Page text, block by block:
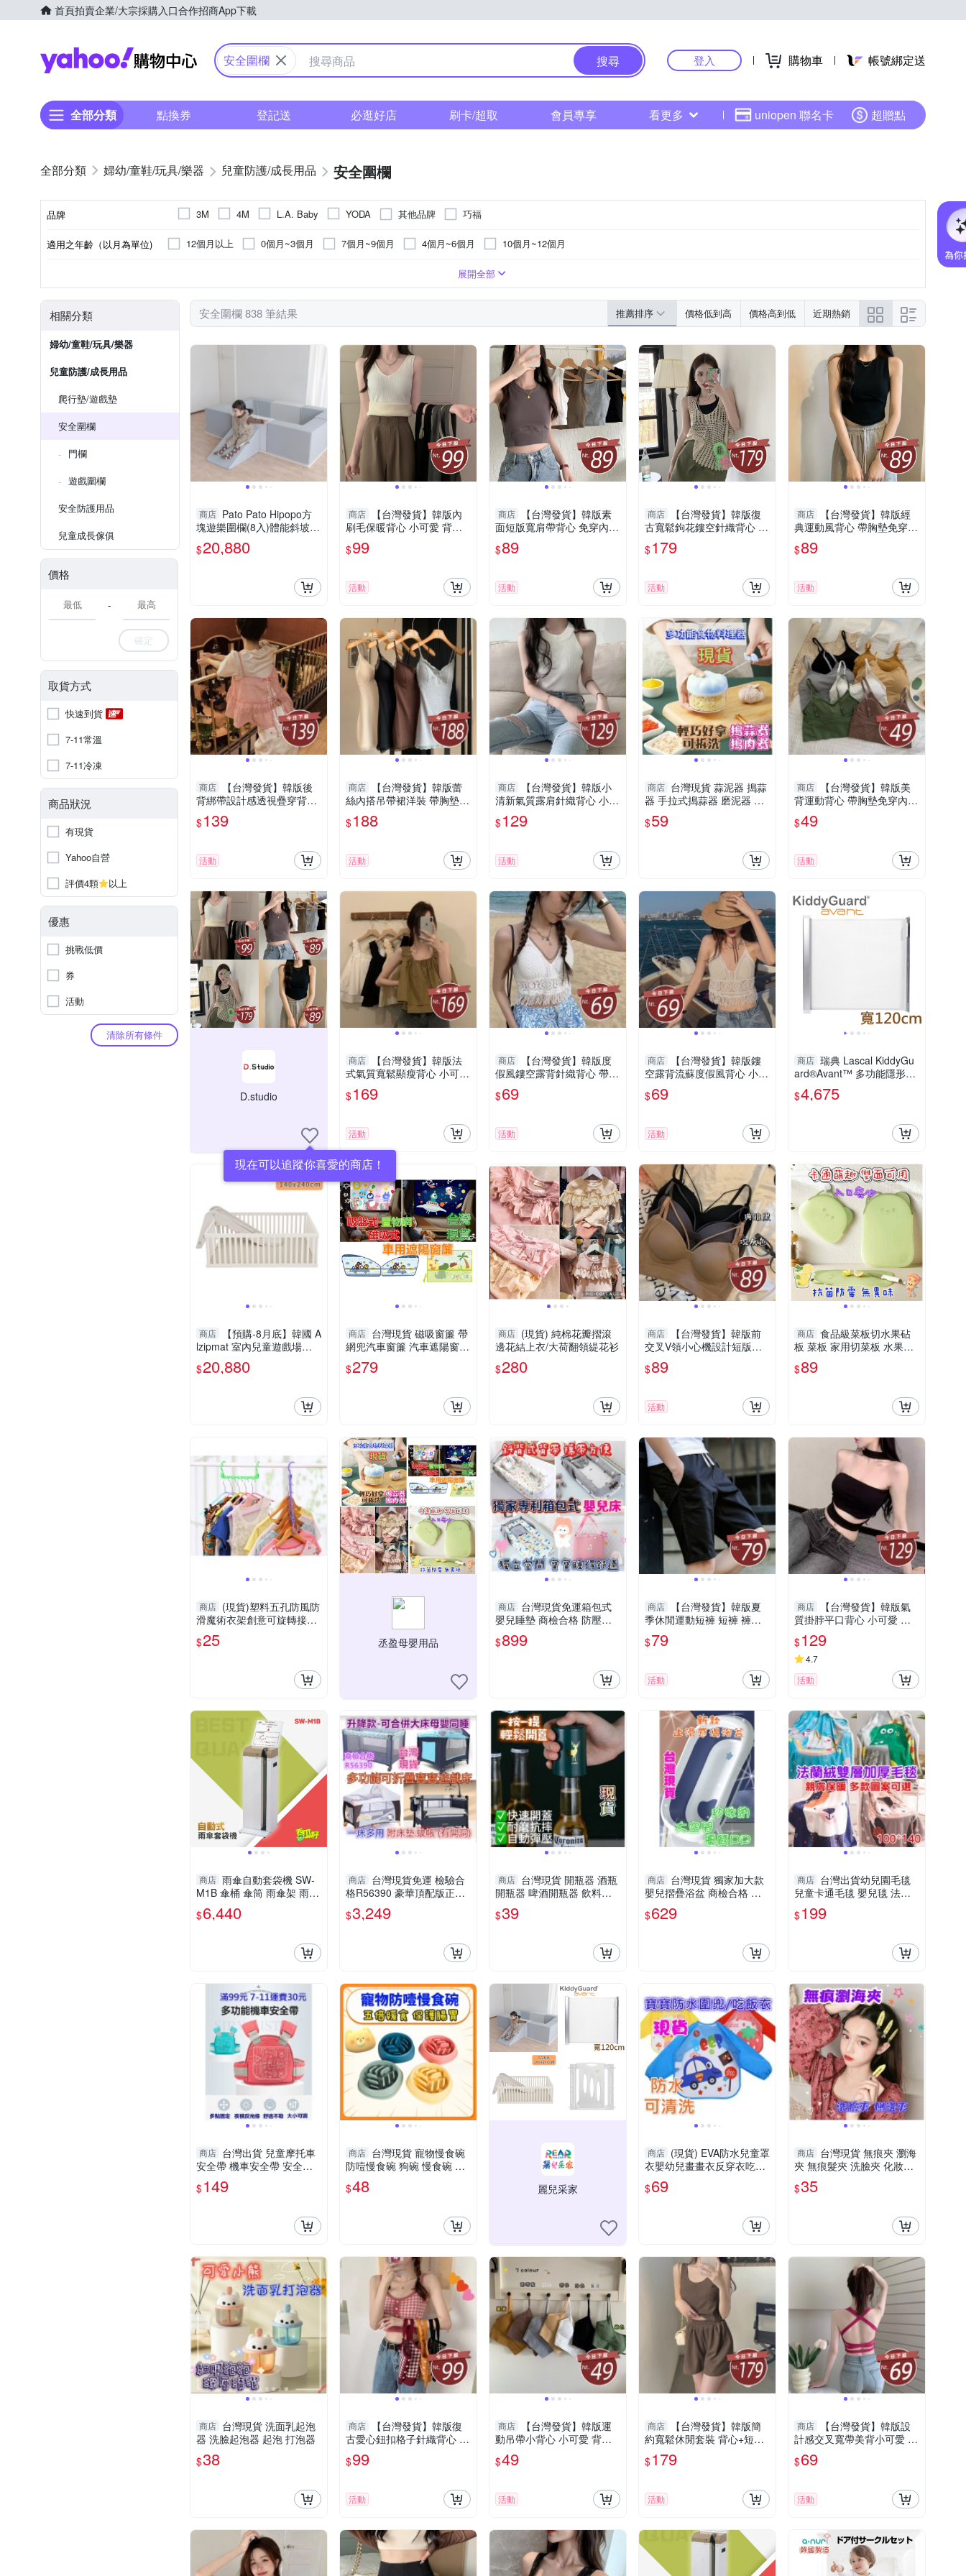
首頁拍賣企業/大宗採購入口合作招商App下載
Yahoo購物中心
安全圍欄 搜尋 登入 購物車 帳號綁定送
全部分類 點換券 登記送 必逛好店 刷卡/超取 會員專享 看更多 uniopen 聯名卡 超贈點
婦幼/童鞋/玩具/樂器 兒童防護/成長用品 安全圍欄
品牌
品牌名稱
3M 4M L.A. Baby YODA 其他品牌 巧福
適用之年齡（以月為單位) 12個月以上 0個月~3個月 7個月~9個月 4個月~6個月 10個月~12個月
嬰幼兒防夾門擋
展開全部
相關分類
婦幼/童鞋/玩具/樂器
兒童防護/成長用品
爬行墊/遊戲墊
安全圍欄
門欄
遊戲圍欄
安全防護用品
兒童成長傢俱
價格
-
確定
取貨方式
快速到貨
7-11常溫
7-11冷凍
商品狀況
有現貨
Yahoo自營
評價4顆
以上
優惠
挑戰低價
券
活動
清除所有條件
安全圍欄 838 筆結果 推薦排序 價格低到高 價格高到低 近期熱銷
商店 Pato Pato Hipopo方
塊遊樂圍欄(8入)體能斜坡組
合|球池|安全圍欄|遊戲圍欄
$20,880
商店
【台灣發貨】韓版內
刷毛保暖背心 小可愛 背
心 衣服 女裝 上衣【V171】
$99
活動
商店
【台灣發貨】韓版素
面短版寬肩帶背心 免穿內衣
胸墊 小可愛 背心 衣服 女
裝 上衣【V234】
$89
活動
商店
【台灣發貨】韓版復
古寬鬆鉤花鏤空針織背心 小
可愛 背心 衣服 女裝 上衣
【V302】
$179
活動
商店
【台灣發貨】韓版經
典運動風背心 帶胸墊免穿內
衣 小可愛 背心 衣服 女裝 上
衣【V234】
$89
活動
商店
【台灣發貨】韓版後
背綁帶設計感透視疊穿背心
小可愛 背心 衣服 女裝 上衣
【V425】
$139
活動
商店
【台灣發貨】韓版蕾
絲內搭吊帶裙洋裝 帶胸墊免
穿內衣 小可愛 背心 衣服 女
裝 上衣【V358】
$188
活動
商店
【台灣發貨】韓版小
清新氣質露肩針織背心 小可
愛 背心 衣服 女裝 上衣【V3
1】
$129
活動
商店 台灣現貨 蒜泥器 搗蒜
器 手拉式搗蒜器 磨泥器 絞
肉機 切蒜器 切蒜神器
$59
商店
【台灣發貨】韓版美
背運動背心 帶胸墊免穿內衣
小可愛 背心 衣服 女裝 上衣
【V104】
$49
活動
D.studio
現在可以追蹤你喜愛的商店！
商店
【台灣發貨】韓版法
式氣質寬鬆顯瘦背心 小可
愛 背心 衣服 女裝 上衣【V3
13】
$169
活動
商店
【台灣發貨】韓版度
假風鏤空露背針織背心 帶胸
墊 小可愛 背心 衣服 女裝 上
衣【V303】
$69
活動
商店
【台灣發貨】韓版鏤
空露背流蘇度假風背心 小可
愛 背心 衣服 女裝 上衣【V3
03】
$69
活動
商店 瑞典 Lascal KiddyGu
ard®Avant™ 多功能隱形安
全門欄(120cm) 白色
$4,675
商店
【預購-8月底】韓國 A
lzipmat 室內兒童遊戲場大
全配-SG系列-140x240cm
(地墊+遊戲場+溜滑梯)
$20,880
商店 台灣現貨 磁吸窗簾 帶
網兜汽車窗簾 汽車遮陽窗簾
抗UV遮陽簾 防曬汽車遮陽
簾 吸盤車用窗簾 汽車
$279
商店 (現貨) 純棉花瓣摺滾
邊花結上衣/大荷翻領緹花衫
$280
商店
【台灣發貨】韓版前
交叉V領小心機設計短版背
心 帶胸墊免穿內衣 小可
愛 背心 衣服 女裝 上衣
$89
活動
商店 食品級菜板切水果砧
板 菜板 家用切菜板 水果墊
板 雙面可用 磨泥板 防滑切
菜板
$89
商店 (現貨)塑料五孔防風防
滑魔術衣架創意可旋轉接頭
分類整理晾曬衣架
$25 丞盈母嬰用品
商店 台灣現貨免運箱包式
嬰兒睡墊 商檢合格 防壓睡
窩 獨家專利設計床中床 可
收納 箱包式床中床
$899
商店
【台灣發貨】韓版夏
季休閒運動短褲 短褲 褲
子 男裝【P348】
$79
活動
商店
【台灣發貨】韓版氣
質掛脖平口背心 小可愛 背
心 衣服 女裝 上衣【V409】
$129
4.7
活動
商店 雨傘自動套袋機 SW-
M1B 傘桶 傘筒 雨傘架 雨傘
筒 雨傘收納桶 雨傘收納筒
集水桶 傘 雨具 傘架 雨傘
$6,440
商店 台灣現貨免運 檢驗合
格R56390 豪華頂配版正品
Hanibe遊戲床 摺疊遊戲床
嬰兒床 遊戲圍欄 嬰兒床
$3,249
商店 台灣現貨 開瓶器 酒瓶
開瓶器 啤酒開瓶器 飲料開
瓶器 按壓式開瓶器 省力開
瓶器
$39
商店 台灣現貨 獨家加大款
嬰兒摺疊浴盆 商檢合格 嬰
兒澡盆寶寶嬰兒浴盆 寶寶浴
盆
$629
商店 台灣出貨幼兒園毛毯
兒童卡通毛毯 嬰兒毯 法蘭
絨毯 成人毛毯 生日禮物 聖
誕禮物 被子毯子
$199
商店 台灣出貨 兒童摩托車
安全帶 機車安全帶 安全背
帶 電動車安全背帶 摩托車
背帶
$149
商店 台灣現貨 寵物慢食碗
防噎慢食碗 狗碗 慢食碗 貓
碗 寵物碗 飼料碗 減肥碗
$48 麗兒采家
商店 (現貨) EVA防水兒童罩
衣嬰幼兒畫畫衣反穿衣吃飯
衣
$69
商店 台灣現貨 無痕夾 瀏海
夾 無痕髮夾 洗臉夾 化妝夾
側邊夾 瀏海固定夾
$35
商店 台灣現貨 洗面乳起泡
器 洗臉起泡器 起泡 打泡器
$38
商店
【台灣發貨】韓版復
古愛心鈕扣格子針織背心 小
可愛 背心 衣服 女裝 上衣
【V198】
$99
活動
商店
【台灣發貨】韓版運
動吊帶小背心 小可愛 背
心 衣服 女裝 上衣【V104】
$49
活動
商店
【台灣發貨】韓版簡
約寬鬆休閒套裝 背心+短褲
小可愛 背心 衣服 女裝 上衣
【S217】
$179
活動
商店
【台灣發貨】韓版設
計感交叉寬帶美背小可愛 帶
胸墊免穿內衣 小可愛 背
心 衣服 女裝 上衣【V25
$69
活動